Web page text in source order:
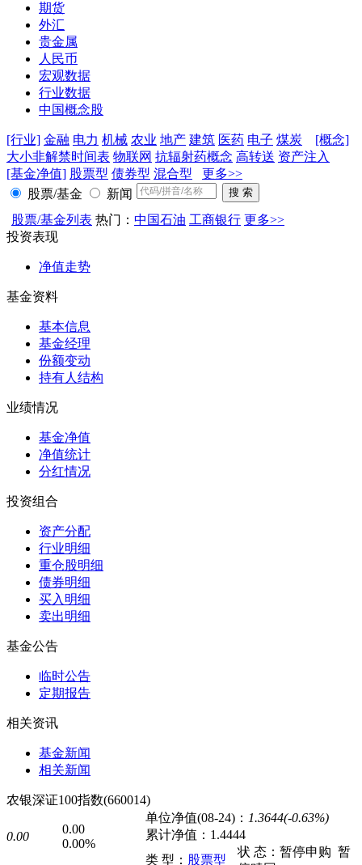
期货
外汇
贵金属
人民币
宏观数据
行业数据
中国概念股
[行业] 金融 电力 机械 农业 地产 建筑 医药 电子 煤炭
[概念]
大小非解禁时间表 物联网 抗辐射药概念 高转送 资产注入
[基金净值] 股票型 债券型 混合型
更多>>
股票/基金
新闻
股票/基金列表 热门： 中国石油 工商银行 更多>>
投资表现
净值走势
基金资料
基本信息
基金经理
份额变动
持有人结构
业绩情况
基金净值
净值统计
分红情况
投资组合
资产分配
行业明细
重仓股明细
债券明细
买入明细
卖出明细
基金公告
临时公告
定期报告
相关资讯
基金新闻
相关新闻
农银深证100指数(660014)
0.00
0.00
0.00%
单位净值(08-24)： 1.3644(-0.63%)
累计净值： 1.4444
类 型： 股票型
状 态： 暂停申购 暂